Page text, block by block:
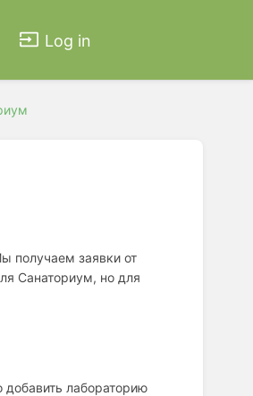
Log in
получаем заявки от
Санаториум, но для
лабораторию